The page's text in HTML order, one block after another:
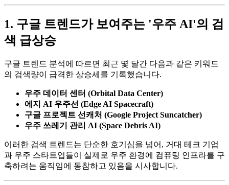
1. 구글 트렌드가 보여주는 '우주 AI'의 검
색 급상승
구글 트렌드 분석에 따르면 최근 몇 달간 다음과 같은 키워드
의 검색량이 급격한 상승세를 기록했습니다.
우주 데이터 센터 (Orbital Data Center)
에지 AI 우주선 (Edge AI Spacecraft)
구글 프로젝트 선캐처 (Google Project Suncatcher)
우주 쓰레기 관리 AI (Space Debris AI)
이러한 검색 트렌드는 단순한 호기심을 넘어, 거대 테크 기업
과 우주 스타트업들이 실제로 우주 환경에 컴퓨팅 인프라를 구
축하려는 움직임에 동참하고 있음을 시사합니다.